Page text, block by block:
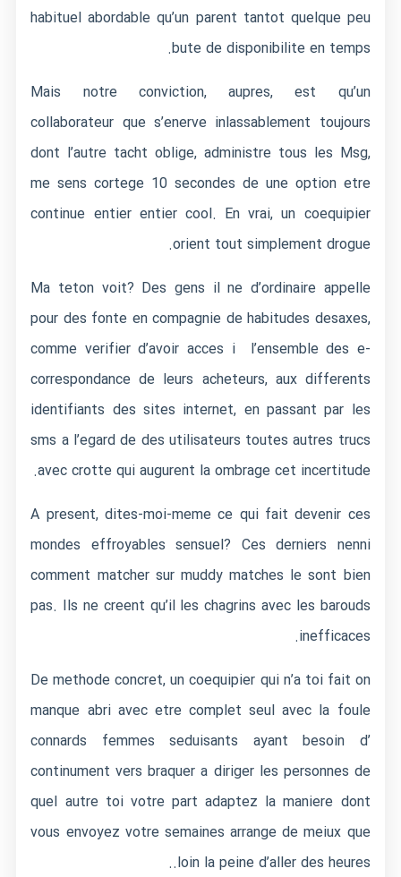
habituel abordable qu’un parent tantot quelque peu
bute de disponibilite en temps.
Mais notre conviction, aupres, est qu’un
collaborateur que s’enerve inlassablement toujours
dont l’autre tacht oblige, administre tous les Msg,
me sens cortege 10 secondes de une option etre
continue entier entier cool. En vrai, un coequipier
orient tout simplement drogue.
Ma teton voit? Des gens il ne d’ordinaire appelle
pour des fonte en compagnie de habitudes desaxes,
comme verifier d’avoir acces i l’ensemble des e-
correspondance de leurs acheteurs, aux differents
identifiants des sites internet, en passant par les
sms a l’egard de des utilisateurs toutes autres trucs
avec crotte qui augurent la ombrage cet incertitude.
A present, dites-moi-meme ce qui fait devenir ces
mondes effroyables sensuel? Ces derniers nenni
comment matcher sur muddy matches le sont bien
pas. Ils ne creent qu’il les chagrins avec les barouds
inefficaces.
De methode concret, un coequipier qui n’a toi fait on
manque abri avec etre complet seul avec la foule
connards femmes seduisants ayant besoin d’
continument vers braquer a diriger les personnes de
quel autre toi votre part adaptez la maniere dont
vous envoyez votre semaines arrange de meiux que
loin la peine d’aller des heures..